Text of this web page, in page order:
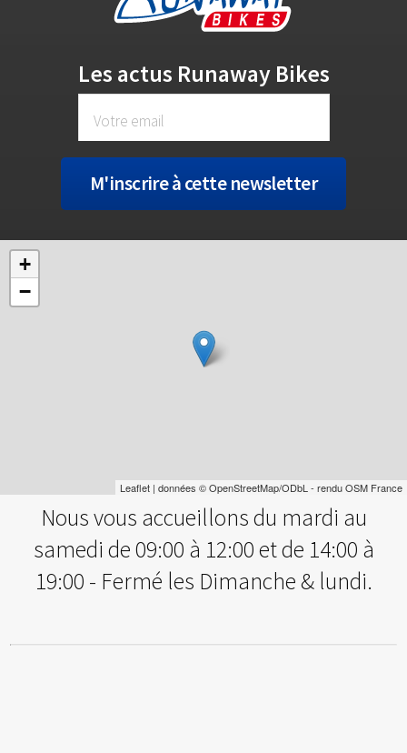
Les actus Runaway Bikes
+
−
Leaflet | données ©OpenStreetMap/ODbL - renduOSM France
Nous vous accueillons du mardi au
samedi de 09:00 à 12:00 et de 14:00 à
19:00 - Fermé les Dimanche & lundi.